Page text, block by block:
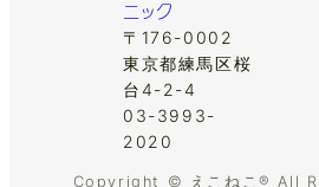
ニック
〒176-0002
東京都練馬区桜
台4-2-4
03-3993-
2020
Copyright © えこねこ® All